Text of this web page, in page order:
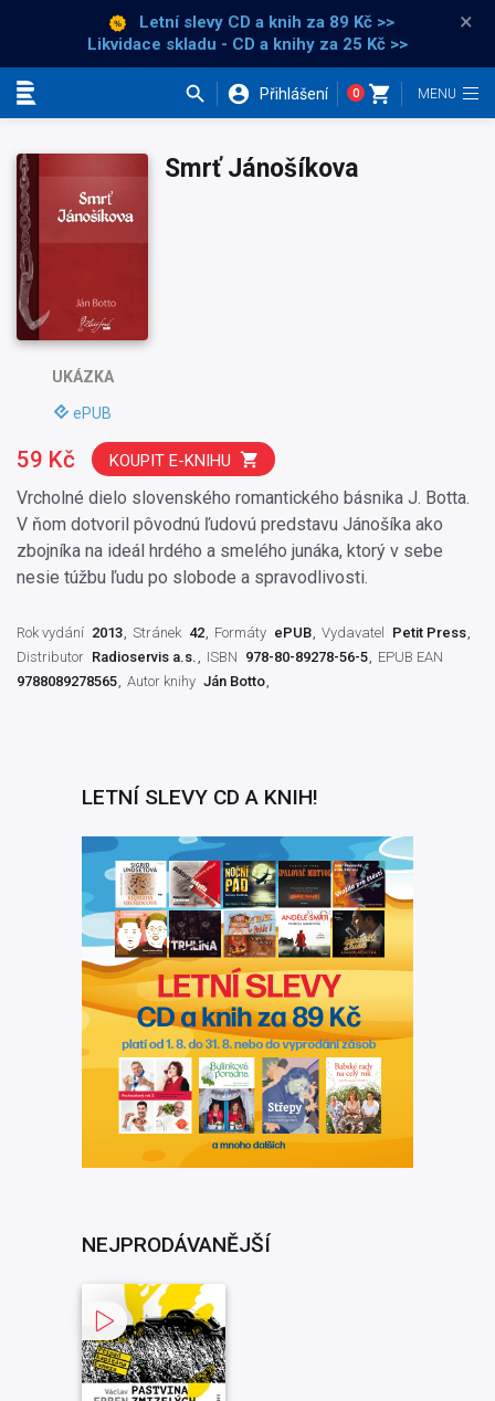
Letní slevy CD a knih za 89 Kč >>
Likvidace skladu - CD a knihy za 25 Kč >>
×
Přihlášení 0
UKÁZKA
ePUB
Smrť Jánošíkova
Vrcholné dielo slovenského romantického básnika J. Botta.
V ňom dotvoril pôvodnú ľudovú predstavu Jánošíka ako
zbojníka na ideál hrdého a smelého junáka, ktorý v sebe
nesie túžbu ľudu po slobode a spravodlivosti.
59 Kč KOUPIT E-KNIHU
Rok vydání 2013 Stránek 42 Formáty ePUB Vydavatel
Petit Press
Distributor Radioservis a.s. ISBN 978-80-89278-56-5
EPUB EAN
9788089278565 Autor knihy Ján Botto
LETNÍ SLEVY CD A KNIH!
NEJPRODÁVANĚJŠÍ